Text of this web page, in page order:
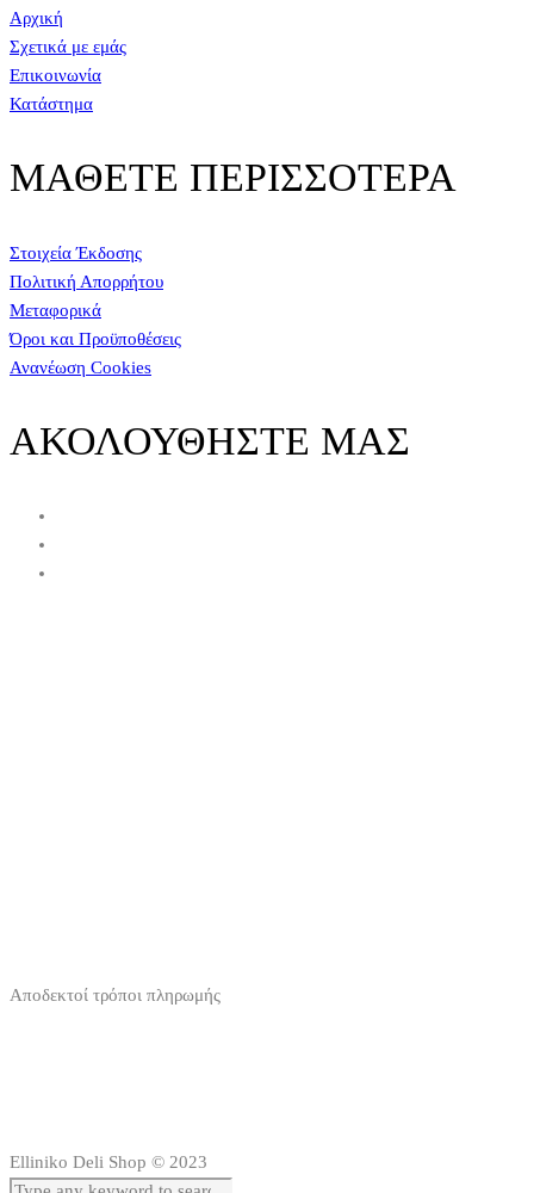
Αρχική
Σχετικά με εμάς
Επικοινωνία
Κατάστημα
ΜΑΘΕΤΕ ΠΕΡΙΣΣΟΤΕΡΑ
Στοιχεία Έκδοσης
Πολιτική Απορρήτου
Μεταφορικά
Όροι και Προϋποθέσεις
Ανανέωση Cookies
ΑΚΟΛΟΥΘΗΣΤΕ ΜΑΣ
Αποδεκτοί τρόποι πληρωμής
Elliniko Deli Shop © 2023